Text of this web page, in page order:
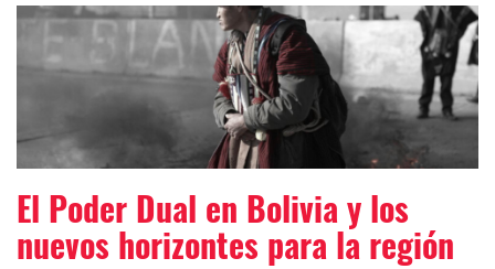
El Poder Dual en Bolivia y los
nuevos horizontes para la región